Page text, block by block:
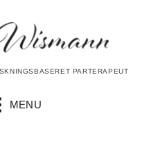
PARTERAPEUT
MENU